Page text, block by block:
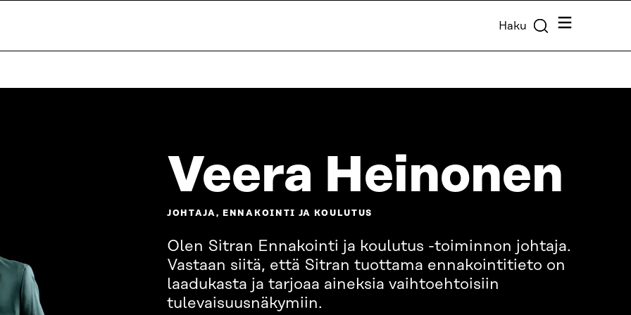
Haku Valikko
Veera Heinonen
JOHTAJA, ENNAKOINTI JA KOULUTUS
Olen Sitran Ennakointi ja koulutus -toiminnon johtaja.
Vastaan siitä, että Sitran tuottama ennakointitieto on
laadukasta ja tarjoaa aineksia vaihtoehtoisiin
tulevaisuusnäkymiin.